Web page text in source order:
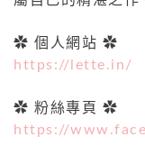
✿ 個人網站 ✿
https://lette.in/
✿ 粉絲專頁 ✿
https://